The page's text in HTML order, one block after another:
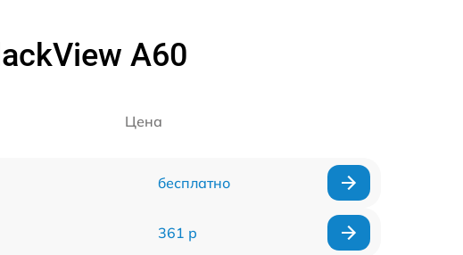
A60
Цена
бесплатно
361 р